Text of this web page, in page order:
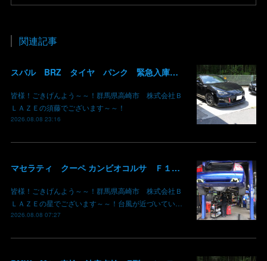
関連記事
スバル BRZ タイヤ パンク 緊急入庫 お盆前 タイヤ交換 組み替え 群馬 高崎
皆様！ごきげんよう～～！群馬県高崎市 株式会社Ｂ
ＬＡＺＥの須藤でございます～～！
2026.08.08 23:16
マセラティ クーペ カンビオコルサ Ｆ１クラッチ交換 群馬県高崎市 株式会社BLAZE
皆様！ごきげんよう～～！群馬県高崎市 株式会社Ｂ
ＬＡＺＥの星でございます～～！台風が近づいてい…
2026.08.08 07:27